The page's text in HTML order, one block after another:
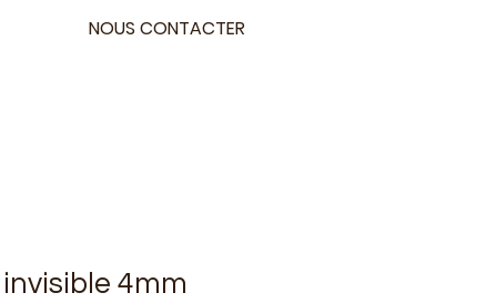
NOUS CONTACTER
4mm